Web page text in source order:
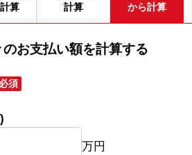
算
計算
から計算
お支払い額を計算する
必須
万円